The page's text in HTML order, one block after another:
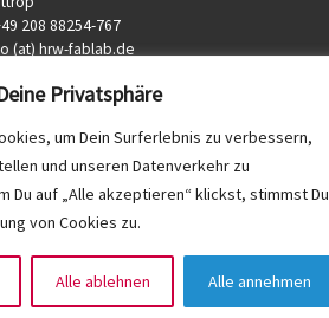
Privatsphäre
um Dein Surferlebnis zu verbessern,
und unseren Datenverkehr zu
Du auf „Alle akzeptieren“ klickst, stimmst Du
von Cookies zu.
Alle ablehnen Alle annehmen
208 88254-767
(at) hrw-fablab.de
HRW FabLab– Alle Rechte vorbehalten